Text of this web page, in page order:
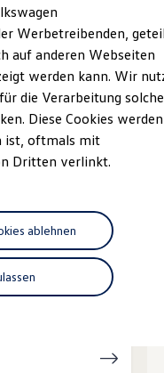
und Updates
ID.
wir
Werbetreibenden,
auf anderen Webseiten
werden kann. Wir
die Verarbeitung
Diese Cookies
ist, oftmals mit
Dritten verlinkt.
ablehnen